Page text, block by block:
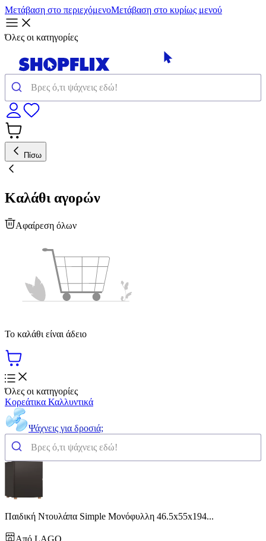
Μετάβαση στο περιεχόμενοΜετάβαση στο κυρίως μενού
Όλες οι κατηγορίες
Πίσω
Καλάθι αγορών
Αφαίρεση όλων
Το καλάθι είναι άδειο
Όλες οι κατηγορίες
Κορεάτικα Καλλυντικά
Ψάχνεις για δροσιά;
Παιδική Ντουλάπα Simple Μονόφυλλη 46.5x55x194...
Από LAGO